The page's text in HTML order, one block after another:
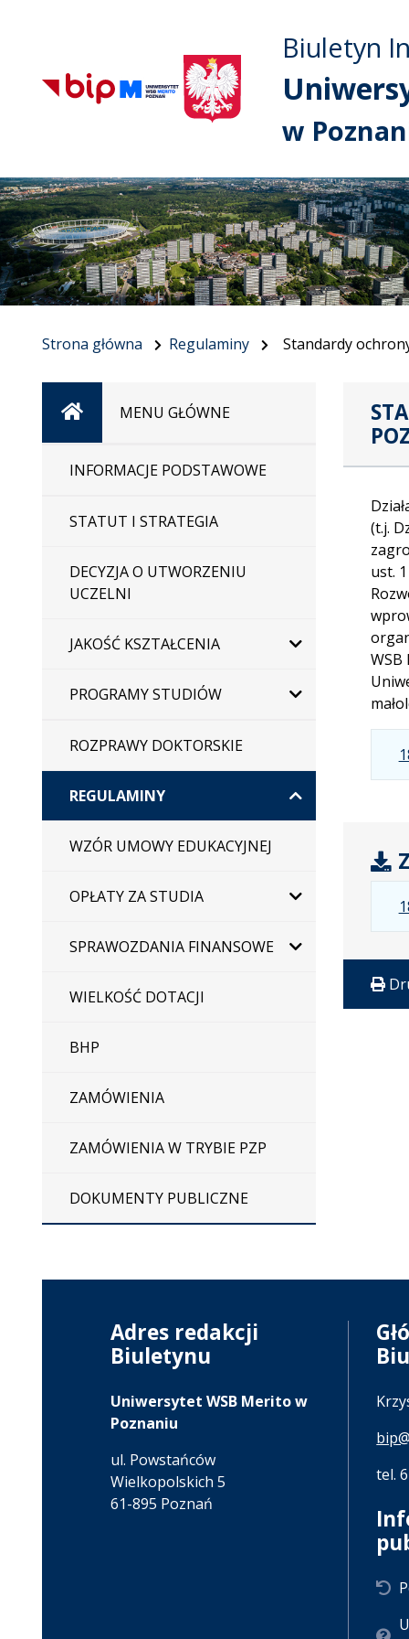
Biuletyn
w
Strona główna Regulaminy Standardy
StronaMENU GŁÓWNE
INFORMACJE PODSTAWOWE
STATUT I STRATEGIA
DECYZJA O UTWORZENIU
UCZELNI
JAKOŚĆ KSZTAŁCENIA
PROGRAMY STUDIÓW
ROZPRAWY DOKTORSKIE
REGULAMINY
WZÓR UMOWY EDUKACYJNEJ
OPŁATY ZA STUDIA
SPRAWOZDANIA FINANSOWE
WIELKOŚĆ DOTACJI
BHP
ZAMÓWIENIA
ZAMÓWIENIA W TRYBIE PZP
DOKUMENTY PUBLICZNE
(t.j.
ust.
Adres redakcji
Biuletynu
Uniwersytet WSB Merito w
Poznaniu
ul. Powstańców
Wielkopolskich 5
61-895 Poznań
tel.